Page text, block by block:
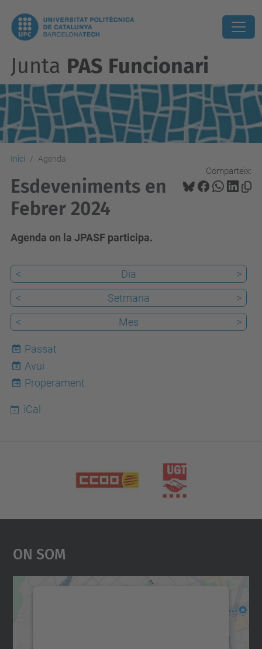
Junta PAS Funcionari
Inici Agenda
Comparteix:
Esdeveniments en
Febrer 2024
Agenda on la JPASF participa.
< Dia
>
<
Setmana
>
<
Mes >
Passat
8
Avui
Properament
iCal
On Som